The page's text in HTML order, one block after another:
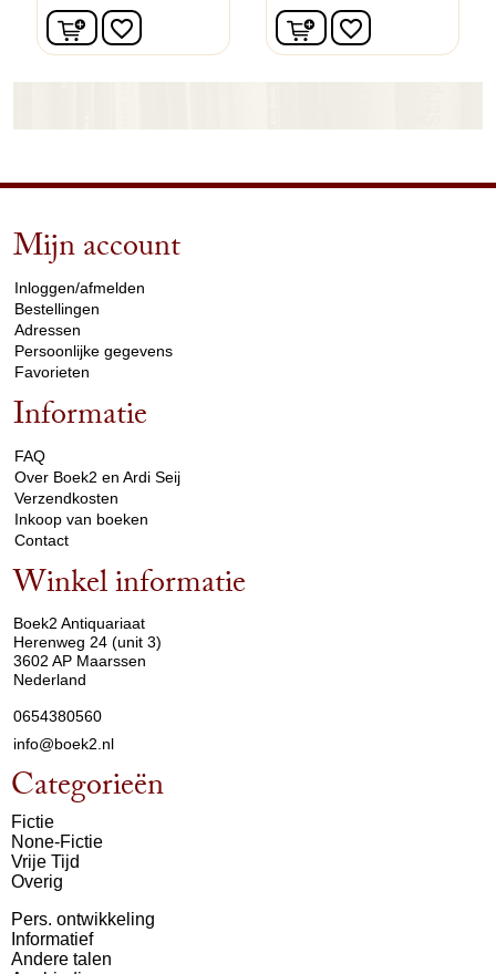
In winkelwagen
favorite_border In winkelwagen
favorite_border
Mijn account
Inloggen/afmelden
Bestellingen
Adressen
Persoonlijke gegevens
Favorieten
Informatie
FAQ
Over Boek2 en Ardi Seij
Verzendkosten
Inkoop van boeken
Contact
Winkel informatie
Boek2 Antiquariaat
Herenweg 24 (unit 3)
3602 AP Maarssen
Nederland
0654380560
info@boek2.nl
Categorieën
Fictie
None-Fictie
Vrije Tijd
Overig
Pers. ontwikkeling
Informatief
Andere talen